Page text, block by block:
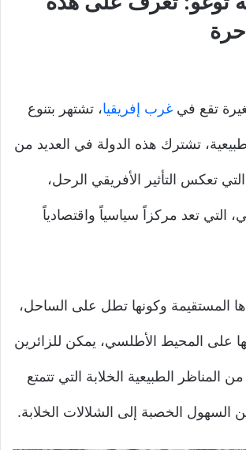
تقع في غرب إفريقيا، تشتهر بتنوع
الطبيعية، تشترك هذه الدولة في العديد من
التي تعكس التأثير الأفريقي الرحل،
التي تعد مركزاً سياسياً واقتصادياً
المستقيمة وكونها تطل على الساحل،
على المحيط الأطلسي، يمكن للزائرين
من المناظر الطبيعية الخلابة التي تتمتع
السهول الخصبة إلى الشلالات الخلابة.